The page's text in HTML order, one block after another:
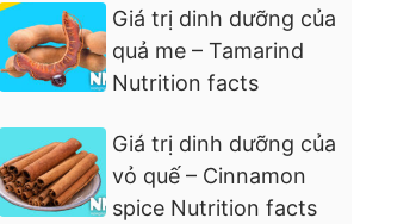
Giá trị dinh dưỡng của
quả me – Tamarind
Nutrition facts
Giá trị dinh dưỡng của
vỏ quế – Cinnamon
spice Nutrition facts